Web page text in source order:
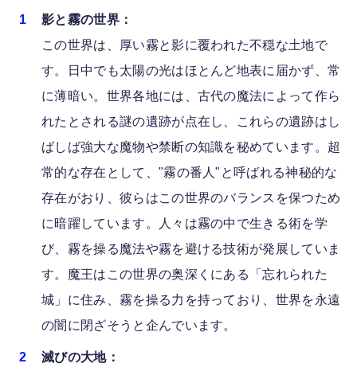
影と霧の世界：
この世界は、厚い霧と影に覆われた不穏な土地で
す。日中でも太陽の光はほとんど地表に届かず、常
に薄暗い。世界各地には、古代の魔法によって作ら
れたとされる謎の遺跡が点在し、これらの遺跡はし
ばしば強大な魔物や禁断の知識を秘めています。超
常的な存在として、"霧の番人"と呼ばれる神秘的な
存在がおり、彼らはこの世界のバランスを保つため
に暗躍しています。人々は霧の中で生きる術を学
び、霧を操る魔法や霧を避ける技術が発展していま
す。魔王はこの世界の奥深くにある「忘れられた
城」に住み、霧を操る力を持っており、世界を永遠
の闇に閉ざそうと企んでいます。
滅びの大地：